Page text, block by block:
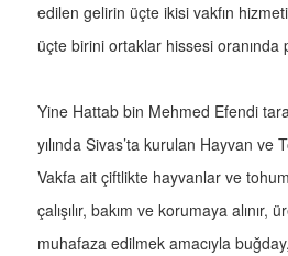
edilen gelirin üçte ikisi vakfın
üçte birini ortaklar hissesi oranında
Yine Hattab bin Mehmed Efendi
yılında Sivas’ta kurulan Hayvan ve
Vakfa ait çiftlikte hayvanlar ve
çalışılır, bakım ve korumaya alınır,
muhafaza edilmek amacıyla